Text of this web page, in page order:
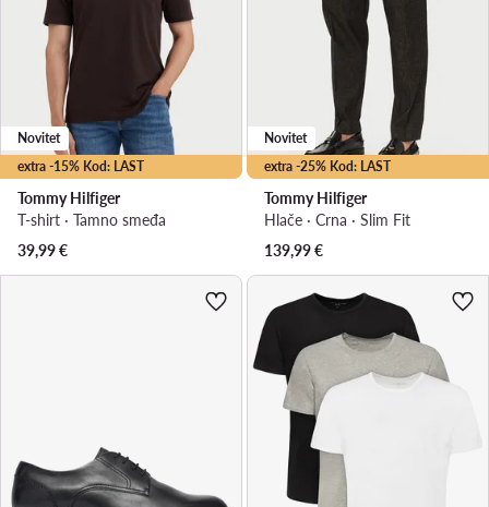
extra -15% Kod: LAST
Novitet
Tommy Hilfiger
T-shirt · Tamno smeđa
39,99€
extra -25% Kod: LAST
Novitet
Tommy Hilfiger
Hlače · Crna · Slim Fit
139,99€